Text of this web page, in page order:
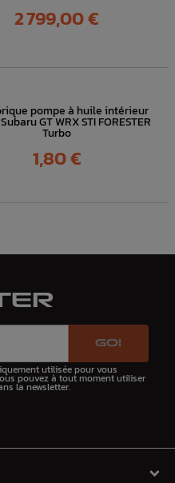
Prix
2 799,00 €
pompe à huile intérieur
GT WRX STI FORESTER
Turbo
Prix
1,80 €
GO!
utilisée pour vous
pouvez à tout moment utiliser
la newsletter.